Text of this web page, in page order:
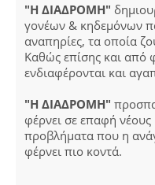
"Η ΔΙΑΔΡΟΜΗ"
γονέων & κηδεμόνων
αναπηρίες, τα οποία
Καθώς επίσης και από
ενδιαφέρονται και
"Η ΔΙΑΔΡΟΜΗ"
φέρνει σε επαφή νέους
προβλήματα που η
φέρνει πιο κοντά.